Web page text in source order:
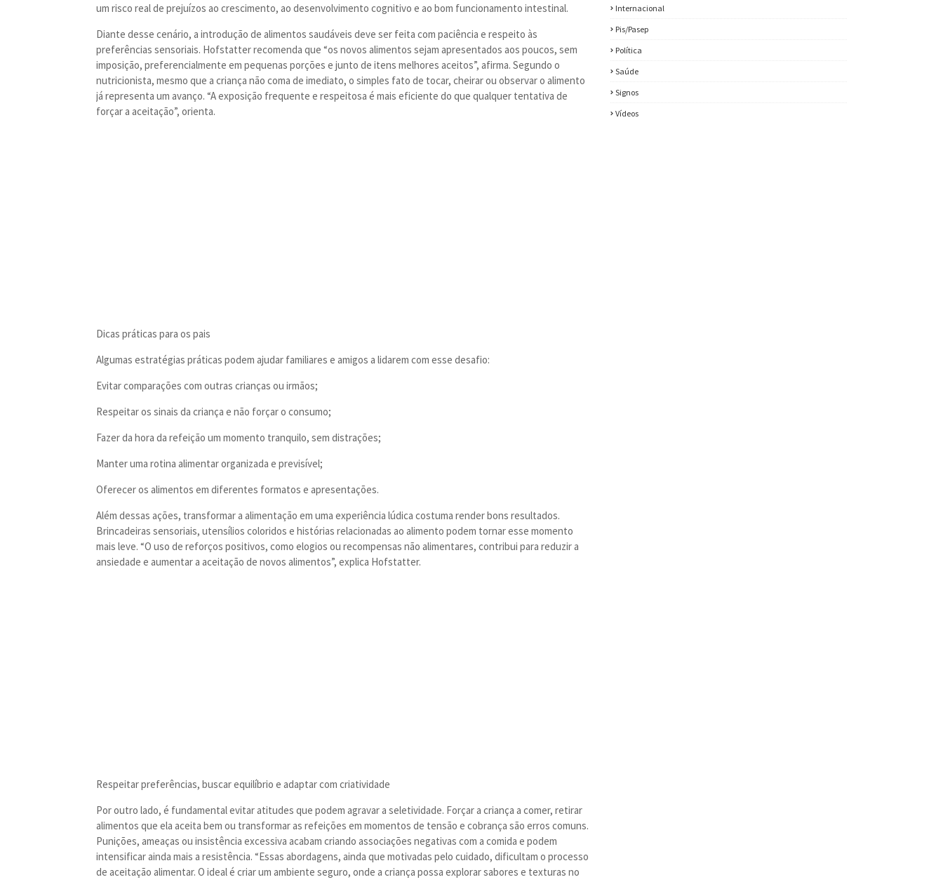
um risco real de prejuízos ao crescimento, ao desenvolvimento cognitivo e ao bom funcionamento intestinal.
Diante desse cenário, a introdução de alimentos saudáveis deve ser feita com paciência e respeito às
preferências sensoriais. Hofstatter recomenda que “os novos alimentos sejam apresentados aos poucos, sem
imposição, preferencialmente em pequenas porções e junto de itens melhores aceitos”, afirma. Segundo o
nutricionista, mesmo que a criança não coma de imediato, o simples fato de tocar, cheirar ou observar o alimento
já representa um avanço. “A exposição frequente e respeitosa é mais eficiente do que qualquer tentativa de
forçar a aceitação”, orienta.
Dicas práticas para os pais
Algumas estratégias práticas podem ajudar familiares e amigos a lidarem com esse desafio:
Evitar comparações com outras crianças ou irmãos;
Respeitar os sinais da criança e não forçar o consumo;
Fazer da hora da refeição um momento tranquilo, sem distrações;
Manter uma rotina alimentar organizada e previsível;
Oferecer os alimentos em diferentes formatos e apresentações.
Além dessas ações, transformar a alimentação em uma experiência lúdica costuma render bons resultados.
Brincadeiras sensoriais, utensílios coloridos e histórias relacionadas ao alimento podem tornar esse momento
mais leve. “O uso de reforços positivos, como elogios ou recompensas não alimentares, contribui para reduzir a
ansiedade e aumentar a aceitação de novos alimentos”, explica Hofstatter.
Respeitar preferências, buscar equilíbrio e adaptar com criatividade
Por outro lado, é fundamental evitar atitudes que podem agravar a seletividade. Forçar a criança a comer, retirar
alimentos que ela aceita bem ou transformar as refeições em momentos de tensão e cobrança são erros comuns.
Punições, ameaças ou insistência excessiva acabam criando associações negativas com a comida e podem
intensificar ainda mais a resistência. “Essas abordagens, ainda que motivadas pelo cuidado, dificultam o processo
de aceitação alimentar. O ideal é criar um ambiente seguro, onde a criança possa explorar sabores e texturas no
Internacional
Pis/Pasep
Política
Saúde
Signos
Vídeos